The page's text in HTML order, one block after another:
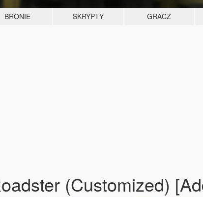
BRONIE SKRYPTY GRACZ
(Customized)